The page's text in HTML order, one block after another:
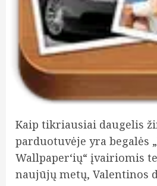
Kaip tikriausiai daugelis
parduotuvėje yra begalės
Wallpaper‘ių“ įvairiomis
naujūjų metų, Valentinos